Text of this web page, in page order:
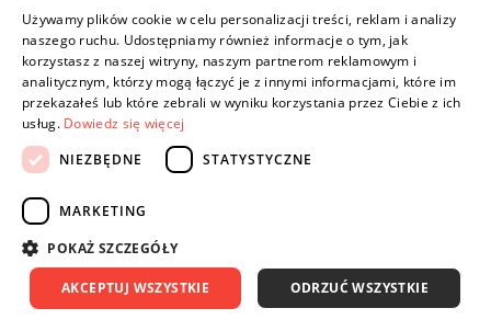
UWAGA: Produkt wycofany ze sprzedaży przez producenta.
Proponowany zamiennik w zakładce "produkty powiązane".
Zakres zestawu: 4,5 mm
Ilość elementów w zestawie: 3
ENGLISH
Używamy plików cookie w celu personalizacji treści, reklam i analizy
naszego ruchu. Udostępniamy również informacje o tym, jak
korzystasz z naszej witryny, naszym partnerom reklamowym i
analitycznym, którzy mogą łączyć je z innymi informacjami, które im
przekazałeś lub które zebrali w wyniku korzystania przez Ciebie z ich
usług. Dowiedz się więcej
NIEZBĘDNE
STATYSTYCZNE
MARKETING
POKAŻ SZCZEGÓŁY
AKCEPTUJ WSZYSTKIE ODRZUĆ WSZYSTKIE